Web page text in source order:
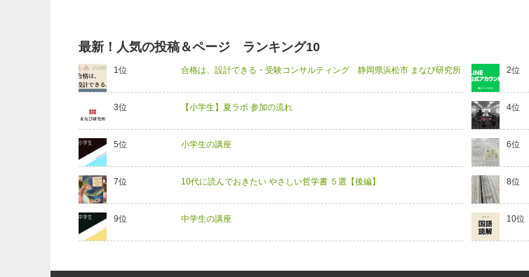
最新！人気の投稿＆ページ ランキング10
合格は、設計できる・受験コンサルティング 静岡県浜松市 まなび研究所
【小学生】夏ラボ 参加の流れ
小学生の講座
10代に読んでおきたい やさしい哲学書 ５選【後編】
中学生の講座